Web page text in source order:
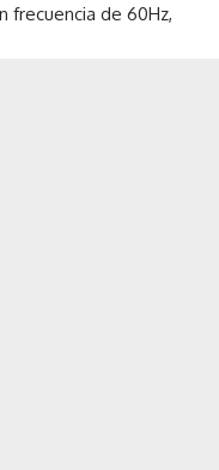
frecuencia de 60Hz,